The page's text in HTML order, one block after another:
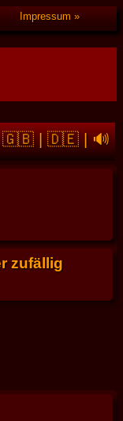
Impressum
🇬🇧|🇩🇪|🔊
zufällig